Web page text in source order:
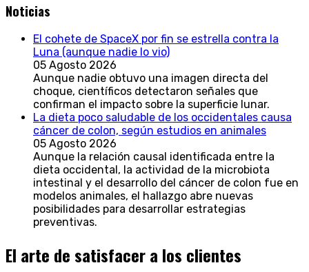
Noticias
El cohete de SpaceX por fin se estrella contra la
Luna (aunque nadie lo vio)
05 Agosto 2026
Aunque nadie obtuvo una imagen directa del
choque, científicos detectaron señales que
confirman el impacto sobre la superficie lunar.
La dieta poco saludable de los occidentales causa
cáncer de colon, según estudios en animales
05 Agosto 2026
Aunque la relación causal identificada entre la
dieta occidental, la actividad de la microbiota
intestinal y el desarrollo del cáncer de colon fue en
modelos animales, el hallazgo abre nuevas
posibilidades para desarrollar estrategias
preventivas.
El arte de satisfacer a los clientes